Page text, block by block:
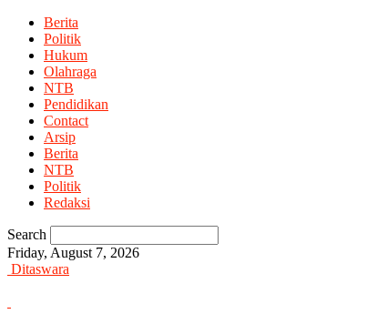
Berita
Politik
Hukum
Olahraga
NTB
Pendidikan
Contact
Arsip
Berita
NTB
Politik
Redaksi
Search
Friday, August 7, 2026
Ditaswara